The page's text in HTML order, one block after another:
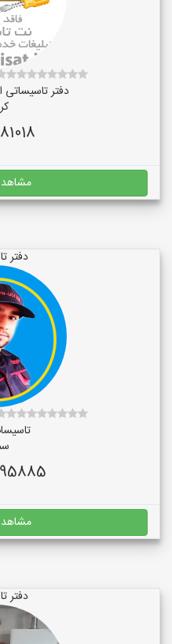
دفتر تاسیساتی
دفتر
دفتر